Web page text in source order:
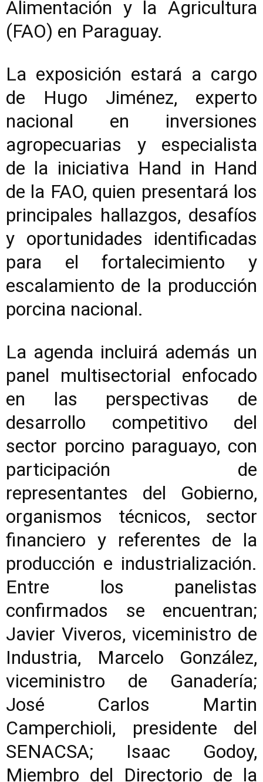
Alimentación y la Agricultura
(FAO) en Paraguay.
La exposición estará a cargo
de Hugo Jiménez, experto
nacional en inversiones
agropecuarias y especialista
de la iniciativa Hand in Hand
de la FAO, quien presentará los
principales hallazgos, desafíos
y oportunidades identificadas
para el fortalecimiento y
escalamiento de la producción
porcina nacional.
La agenda incluirá además un
panel multisectorial enfocado
en las perspectivas de
desarrollo competitivo del
sector porcino paraguayo, con
participación de
representantes del Gobierno,
organismos técnicos, sector
financiero y referentes de la
producción e industrialización.
Entre los panelistas
confirmados se encuentran;
Javier Viveros, viceministro de
Industria, Marcelo González,
viceministro de Ganadería;
José Carlos Martin
Camperchioli, presidente del
SENACSA; Isaac Godoy,
Miembro del Directorio de la